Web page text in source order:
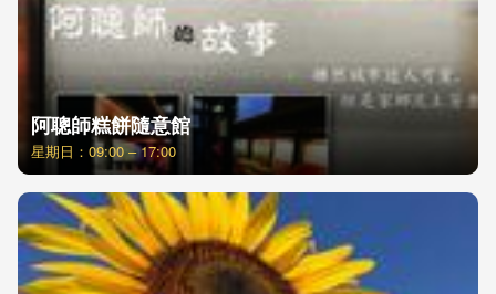
阿聰師糕餅隨意館
星期日：09:00 – 17:00